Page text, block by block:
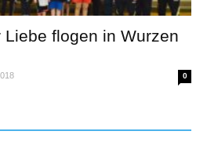
flogen in Wurzen
0